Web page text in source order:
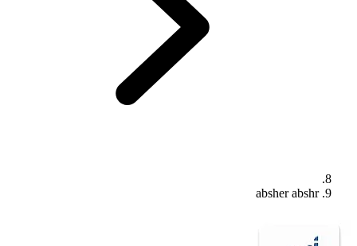
absher abshr